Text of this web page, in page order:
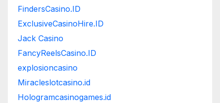
FindersCasino.ID
ExclusiveCasinoHire.ID
Jack Casino
FancyReelsCasino.ID
explosioncasino
Miracleslotcasino.id
Hologramcasinogames.id